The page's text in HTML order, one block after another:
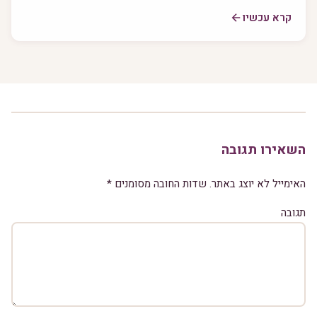
קרא עכשיו
השאירו תגובה
האימייל לא יוצג באתר. שדות החובה מסומנים *
תגובה